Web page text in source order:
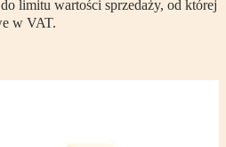
limitu wartości sprzedaży, od której
w VAT.